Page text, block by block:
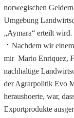
norwegischen
Umgebung
„Aymara“ erteilt wird.
Nachdem wir
mir Mario Enriquez,
nachhaltige
der Agrarpolitik Evo
heraushoerte, war,
Exportprodukte